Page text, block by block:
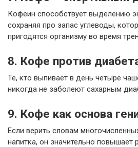
Кофеин способствует выделению
сохраняя про запас углеводы,
пригодятся организму во время
8. Кофе против
Те, кто выпивает в день четыре
никогда не заболеют сахарным
9. Кофе как основа
Если верить словам
напитка, он значительно повышает